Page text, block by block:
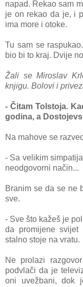
napad. Rekao sam
je on rekao da je, i
ima more i otoke.
Tu sam se
bio bi to kraj. Dvije
Žali se Miroslav
knjigu. Bolovi i
- Čitam Tolstoja.
godina, a
Na mahove se
- Sa velikim
neodgovorni način...
Branim se da se ne
sve.
- Sve što kažeš je
da promijene
stalno stoje na vratu.
Ne prolazi
podvlači da je
oni uvežbani, dok